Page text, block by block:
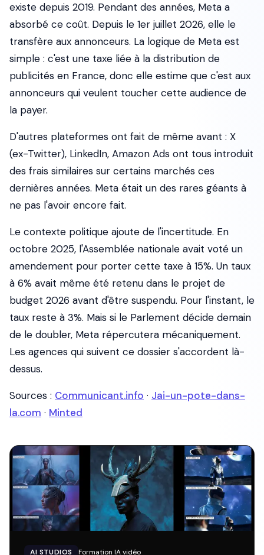
existe depuis 2019. Pendant des années, Meta a
absorbé ce coût. Depuis le 1er juillet 2026, elle le
transfère aux annonceurs. La logique de Meta est
simple : c'est une taxe liée à la distribution de
publicités en France, donc elle estime que c'est aux
annonceurs qui veulent toucher cette audience de
la payer.
D'autres plateformes ont fait de même avant : X
(ex-Twitter), LinkedIn, Amazon Ads ont tous introduit
des frais similaires sur certains marchés ces
dernières années. Meta était un des rares géants à
ne pas l'avoir encore fait.
Le contexte politique ajoute de l'incertitude. En
octobre 2025, l'Assemblée nationale avait voté un
amendement pour porter cette taxe à 15%. Un taux
à 6% avait même été retenu dans le projet de
budget 2026 avant d'être suspendu. Pour l'instant, le
taux reste à 3%. Mais si le Parlement décide demain
de le doubler, Meta répercutera mécaniquement.
Les agences qui suivent ce dossier s'accordent là-
dessus.
Sources : Communicant.info · Jai-un-pote-dans-
la.com · Minted
AI STUDIOS Formation IA vidéo